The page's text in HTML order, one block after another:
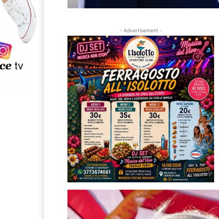
- Advertisement -